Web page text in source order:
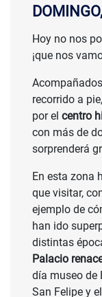
Hoy no nos
¡que nos
recorrido a
por el centro
con más de
sorprenderá
En esta zona
que visitar,
ejemplo de
han ido
distintas
Palacio
día museo de
San Felipe y